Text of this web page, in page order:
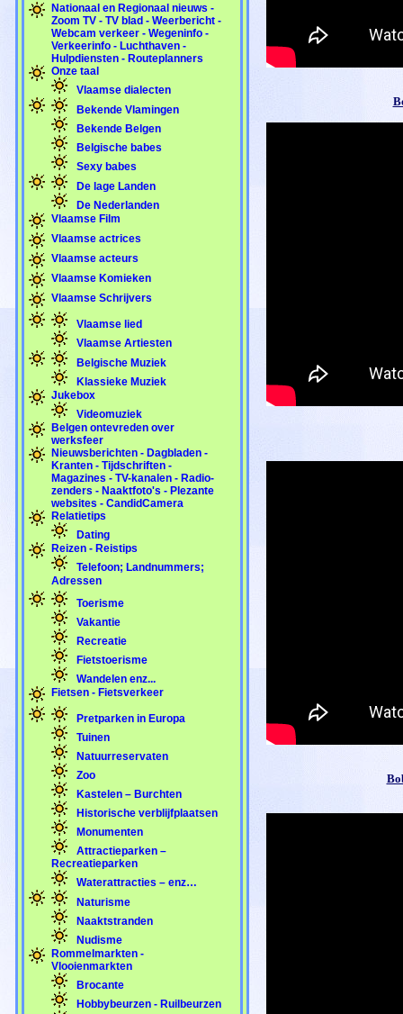
Nationaal en Regionaal nieuws -
Zoom TV - TV blad - Weerbericht -
Webcam verkeer - Wegeninfo -
Verkeerinfo - Luchthaven -
Hulpdiensten - Routeplanners
Onze taal
Vlaamse dialecten
Bekende Vlamingen
Bekende Belgen
Belgische babes
Sexy babes
De lage Landen
De Nederlanden
Vlaamse Film
Vlaamse actrices
Vlaamse acteurs
Vlaamse Komieken
Vlaamse Schrijvers
Vlaamse lied
Vlaamse Artiesten
Belgische Muziek
Klassieke Muziek
Jukebox
Videomuziek
Belgen ontevreden over
werksfeer
Nieuwsberichten - Dagbladen -
Kranten - Tijdschriften -
Magazines - TV-kanalen - Radio-
zenders - Naaktfoto's - Plezante
websites - CandidCamera
Relatietips
Dating
Reizen - Reistips
Telefoon; Landnummers;
Adressen
Toerisme
Vakantie
Recreatie
Fietstoerisme
Wandelen enz...
Fietsen - Fietsverkeer
Pretparken in Europa
Tuinen
Natuurreservaten
Zoo
Kastelen – Burchten
Historische verblijfplaatsen
Monumenten
Attractieparken –
Recreatieparken
Waterattracties – enz…
Naturisme
Naaktstranden
Nudisme
Rommelmarkten -
Vlooienmarkten
Brocante
Hobbybeurzen - Ruilbeurzen